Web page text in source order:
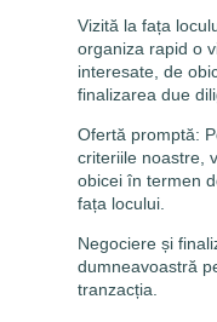
Vizită la fața
organiza rapid o
interesate, de
finalizarea due
Ofertă promptă:
criteriile noastre,
obicei în termen
fața locului.
Negociere și
dumneavoastră
tranzacția.